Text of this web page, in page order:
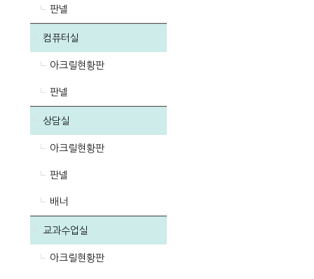
판넬
컴퓨터실
아크릴현황판
판넬
상담실
아크릴현황판
판넬
배너
교과수업실
아크릴현황판